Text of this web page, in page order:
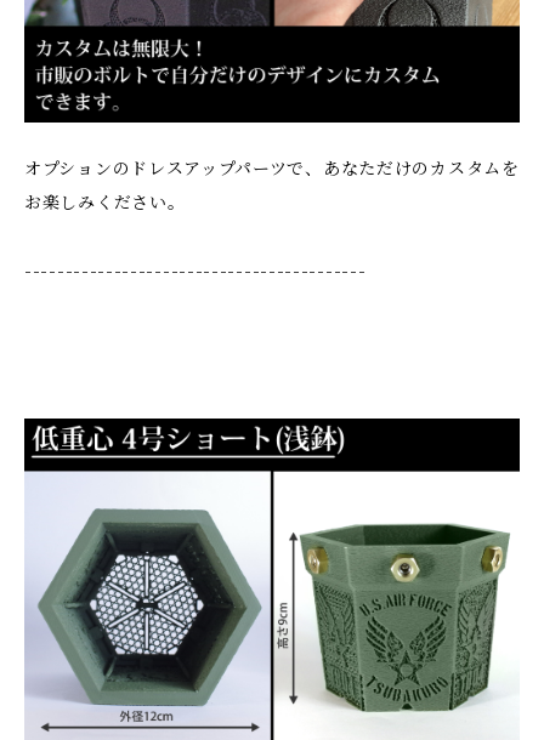
オプションのドレスアップパーツで、あなただけのカスタムを
お楽しみください。
------------------------------------------